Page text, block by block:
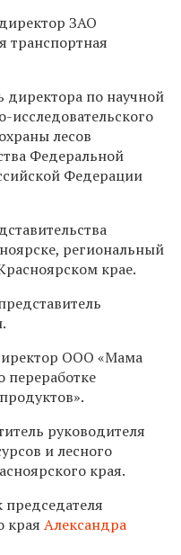
ЗАО
транспортная
директора по научной
исследовательского
лесов
Федеральной
Федерации
региональный
крае.
ООО «Мама
переработке
руководителя
и лесного
края.
председателя
края Александра